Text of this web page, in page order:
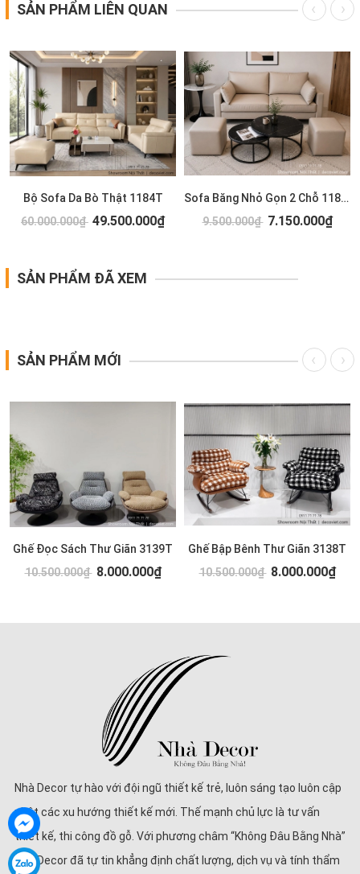
SẢN PHẨM LIÊN QUAN
Bộ Sofa Da Bò Thật 1184T
60.000.000₫ 49.500.000₫
Sofa Băng Nhỏ Gọn 2 Chỗ 1183T
9.500.000₫ 7.150.000₫
SẢN PHẨM ĐÃ XEM
SẢN PHẨM MỚI
Ghế Đọc Sách Thư Giãn 3139T
10.500.000₫ 8.000.000₫
Ghế Bập Bênh Thư Giãn 3138T
10.500.000₫ 8.000.000₫
Nhà Decor tự hào với đội ngũ thiết kế trẻ, luôn sáng tạo luôn cập
nhật các xu hướng thiết kế mới. Thế mạnh chủ lực là tư vấn
thiết kế, thi công đồ gỗ. Với phương châm “Không Đâu Bằng Nhà”
Nhà Decor đã tự tin khẳng định chất lượng, dịch vụ và tính thẩm